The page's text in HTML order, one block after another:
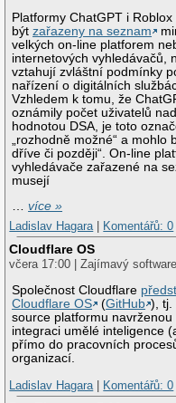
Platformy ChatGPT i
býtzařazeny na seznam
velkých on-line platforem
internetových vyhledávačů,
vztahují zvláštní podmínky
nařízení o digitálních
Vzhledem k tomu, že
oznámily počet uživatelů
hodnotou DSA, je toto
„rozhodně možné“ a mohlo
dříve či později“. On-line
vyhledávače zařazené na
musejí
…více »
Ladislav Hagara
Komentářů: 0
Cloudflare OS
včera 17:00 | Zajímavý software
Společnost Cloudflare
Cloudflare OS
(GitHub ), tj.
source platformu navrženou
integraci umělé inteligence
přímo do pracovních
organizací.
Ladislav Hagara
Komentářů: 0